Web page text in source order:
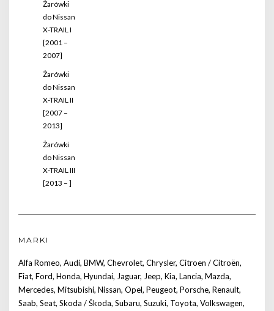
Żarówki
do Nissan
X-TRAIL I
[2001 –
2007]
Żarówki
do Nissan
X-TRAIL II
[2007 –
2013]
Żarówki
do Nissan
X-TRAIL III
[2013 – ]
MARKI
Alfa Romeo, Audi, BMW, Chevrolet, Chrysler, Citroen / Citroën,
Fiat, Ford, Honda, Hyundai, Jaguar, Jeep, Kia, Lancia, Mazda,
Mercedes, Mitsubishi, Nissan, Opel, Peugeot, Porsche, Renault,
Saab, Seat, Skoda / Škoda, Subaru, Suzuki, Toyota, Volkswagen,